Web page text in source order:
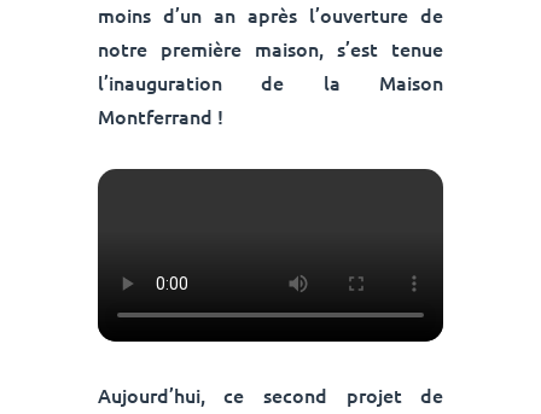
moins d’un an après l’ouverture de
notre première maison, s’est tenue
l’inauguration de la Maison
Montferrand !
Aujourd’hui, ce second projet de